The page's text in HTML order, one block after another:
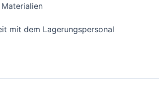
mit dem Lagerungspersonal